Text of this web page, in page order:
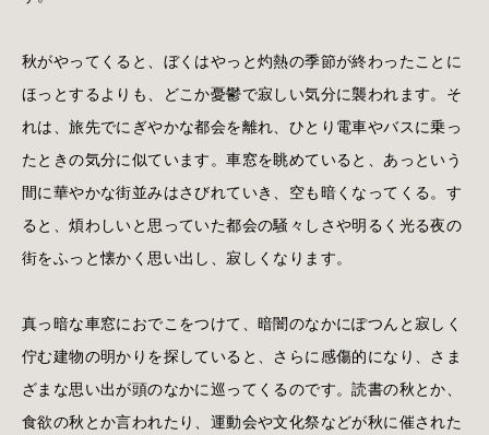
秋がやってくると、ぼくはやっと灼熱の季節が終わったことに
ほっとするよりも、どこか憂鬱で寂しい気分に襲われます。そ
れは、旅先でにぎやかな都会を離れ、ひとり電車やバスに乗っ
たときの気分に似ています。車窓を眺めていると、あっという
間に華やかな街並みはさびれていき、空も暗くなってくる。す
ると、煩わしいと思っていた都会の騒々しさや明るく光る夜の
街をふっと懐かく思い出し、寂しくなります。
真っ暗な車窓におでこをつけて、暗闇のなかにぽつんと寂しく
佇む建物の明かりを探していると、さらに感傷的になり、さま
ざまな思い出が頭のなかに巡ってくるのです。読書の秋とか、
食欲の秋とか言われたり、運動会や文化祭などが秋に催された